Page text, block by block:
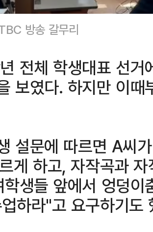
방송 갈무리
전체 학생대표 선거
보였다. 하지만 이
설문에 따르면 A씨
게 하고, 자작곡과
생들 앞에서 엉덩
하라"고 요구하기도